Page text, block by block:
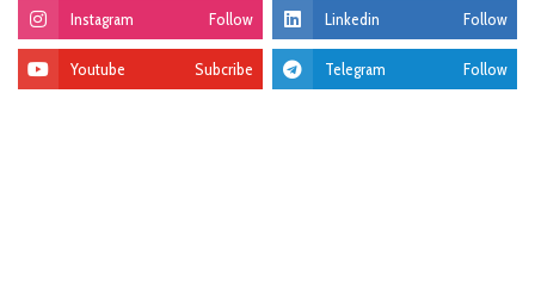
Instagram Follow Linkedin Follow
Youtube Subcribe Telegram Follow